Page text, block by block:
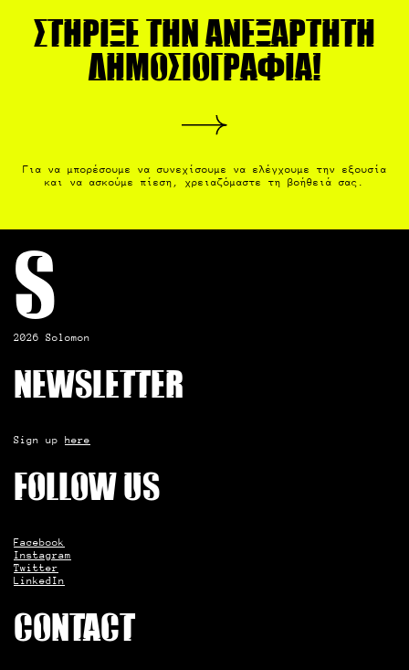
Στήριξε την ανεξάρτητη
δημοσιογραφία!
Για να μπορέσουμε να συνεχίσουμε να ελέγχουμε την εξουσία
και να ασκούμε πίεση, χρειαζόμαστε τη βοήθειά σας.
S
2026 Solomon
Newsletter
Sign up here
Follow us
Facebook
Instagram
Twitter
LinkedIn
Contact